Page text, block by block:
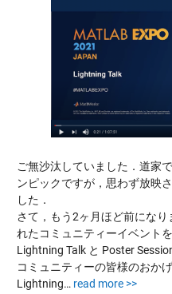
ご無沙汰していました．道家
ンピックですが，思わず放映
した．
さて，もう2ヶ月ほど前になり
れたコミュニティーイベント
Lightning Talk と Poster
コミュニティーの皆様のおか
Lightning… read more >>